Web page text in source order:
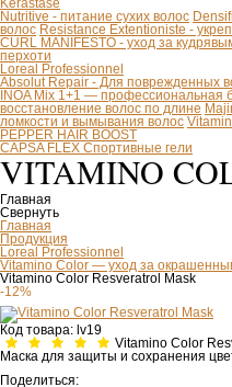
Kerastase
Nutritive - питание сухих волос
волос Resistance Extentioniste -
CURL MANIFESTO - уход за
перхоти
Loreal Professionnel
Absolut Repair - Для поврежденных
INOA Mix 1+1 — профессиональная
восстановление волос по длине
ломкости и вымывания волос
PEPPER HAIR BOOST
CAPSA FLEX Спортивные гели
VITAMINO
Главная
Свернуть
Главная
Продукция
Loreal Professionnel
Vitamino Color — уход за
Vitamino Color Resveratrol Mask
-12%
Код товара: lv19
Vitamino Color
Маска для защиты и сохранения
Поделиться: